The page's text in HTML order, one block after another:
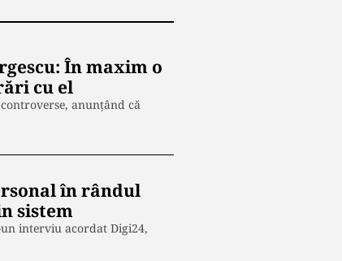
În maxim o
cu el
anunțând că
în rândul
sistem
interviu acordat Digi24,